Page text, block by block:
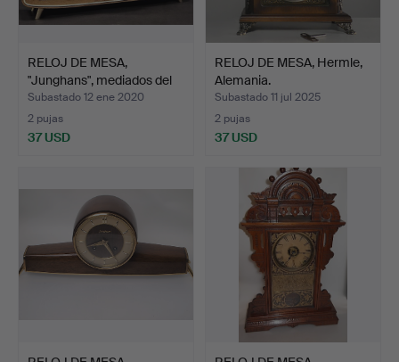
RELOJ DE MESA,
"Junghans", mediados del
si…
Subastado 12 ene 2020
2 pujas
37 USD
RELOJ DE MESA, Hermle,
Alemania.
Subastado 11 jul 2025
2 pujas
37 USD